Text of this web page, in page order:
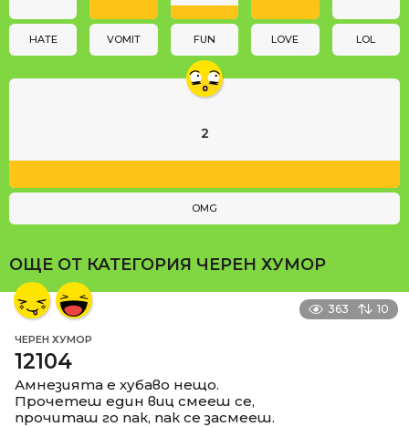
o
HATE VOMIT FUN LOVE LOL
2
OMG
ОЩЕ ОТ КАТЕГОРИЯ ЧЕРЕН ХУМОР
363 10
ЧЕРЕН ХУМОР
12104
Амнезията е хубаво нещо.
Прочетеш един виц смееш се,
прочиташ го пак, пак се засмееш.